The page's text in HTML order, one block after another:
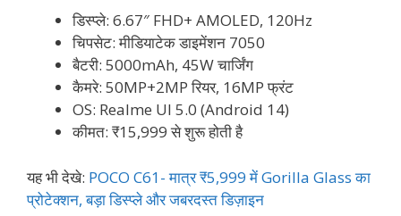
डिस्प्ले: 6.67″ FHD+ AMOLED, 120Hz
चिपसेट: मीडियाटेक डाइमेंशन 7050
बैटरी: 5000mAh, 45W चार्जिंग
कैमरे: 50MP+2MP रियर, 16MP फ्रंट
OS: Realme UI 5.0 (Android 14)
कीमत: ₹15,999 से शुरू होती है
यह भी देखे: POCO C61- मात्र ₹5,999 में Gorilla Glass का
प्रोटेक्शन, बड़ा डिस्प्ले और जबरदस्त डिज़ाइन